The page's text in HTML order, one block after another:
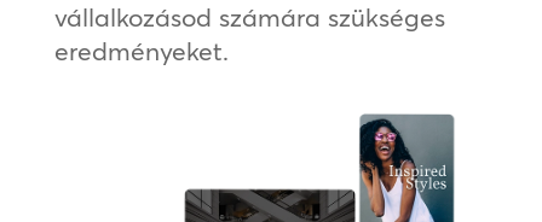
vállalkozásod számára szükséges
eredményeket.